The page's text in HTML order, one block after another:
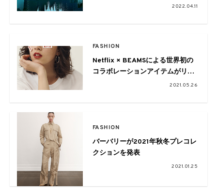
2022.04.11
FASHION
Netflix × BEAMSによる世界初の
コラボレーションアイテムがリリ
2021.05.26
FASHION
バーバリーが2021年秋冬プレコレ
クションを発表
2021.01.25